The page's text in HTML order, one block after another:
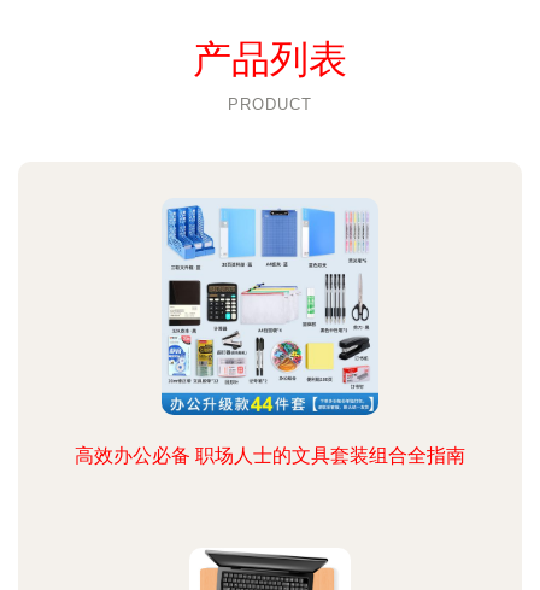
产品列表
PRODUCT
高效办公必备 职场人士的文具套装组合全指南